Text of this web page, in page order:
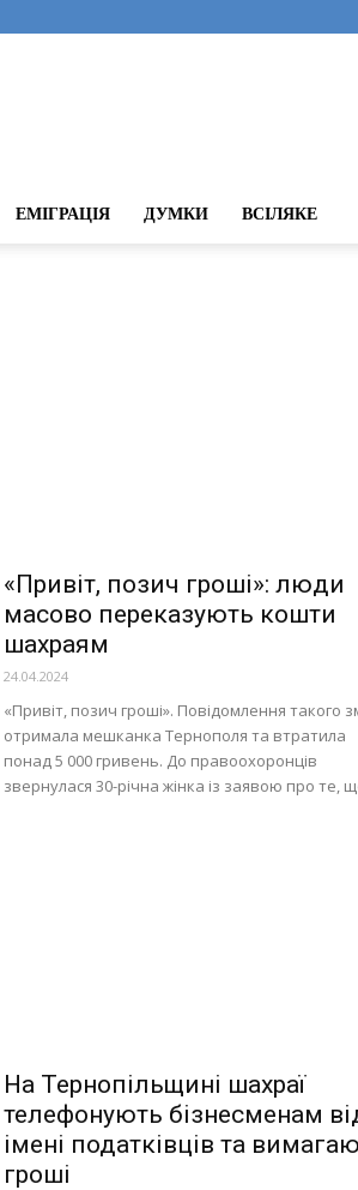
ЕМІГРАЦІЯ ДУМКИ ВСІЛЯКЕ
«Привіт, позич гроші»: люди
масово переказують кошти
шахраям
24.04.2024
«Привіт, позич гроші». Повідомлення такого
отримала мешканка Тернополя та втратила
понад 5 000 гривень. До правоохоронців
звернулася 30-річна жінка із заявою про те,
На Тернопільщині шахраї
телефонують бізнесменам
імені податківців та
гроші